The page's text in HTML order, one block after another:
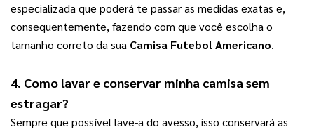
especializada que poderá te passar as medidas exatas e,
consequentemente, fazendo com que você escolha o
tamanho correto da sua Camisa Futebol Americano.
4. Como lavar e conservar minha camisa sem
estragar?
Sempre que possível lave-a do avesso, isso conservará as